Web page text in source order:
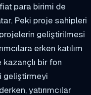
para birimi de
Peki proje sahipleri
geliştirilmesi
erken katılım
kazançlı bir fon
geliştirmeyi
yatırımcılar